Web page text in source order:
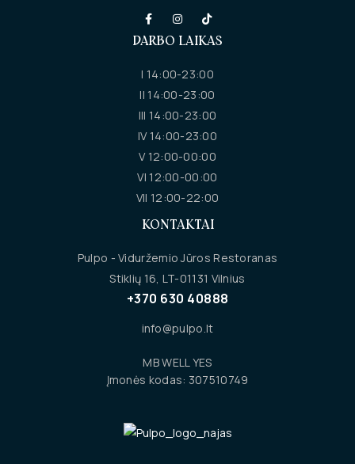
DARBO LAIKAS
I 14:00-23:00
II 14:00-23:00
III 14:00-23:00
IV 14:00-23:00
V 12:00-00:00
VI 12:00-00:00
VII 12:00-22:00
KONTAKTAI
Pulpo - Viduržemio Jūros Restoranas
Stiklių 16, LT-01131 Vilnius
+370 630 40888
info@pulpo.lt
MB WELL YES
Įmonės kodas: 307510749